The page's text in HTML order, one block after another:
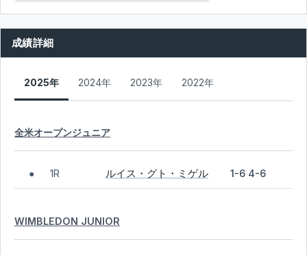
成績詳細
2025年 2024年 2023年 2022年
全米オープンジュニア
● 1R ルイス・グト・ミゲル 1-6 4-6
WIMBLEDON JUNIOR